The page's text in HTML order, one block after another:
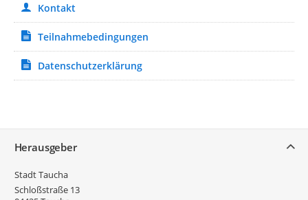
Kontakt
Teilnahmebedingungen
Datenschutzerklärung
Herausgeber
Stadt Taucha
Schloßstraße 13